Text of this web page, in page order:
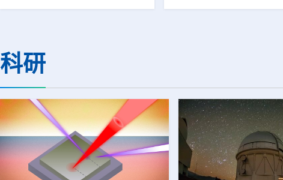
CT扫描仪BodyTom与Accuray机器
人放射外科平台CyberKnife相结合。
连接起来，使医务人员能够更准确地
确...
持续缩小城乡核医疗资源差
时，以...
科研